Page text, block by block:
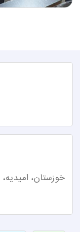
خوزستان، امیدیه،